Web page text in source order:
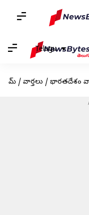
Telugu
హోమ్ / వార్తలు / భారతదేశం